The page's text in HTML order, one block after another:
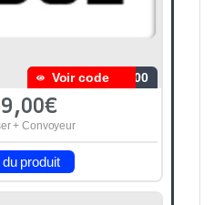
Voir code 600
+ Convoyeur
du produit